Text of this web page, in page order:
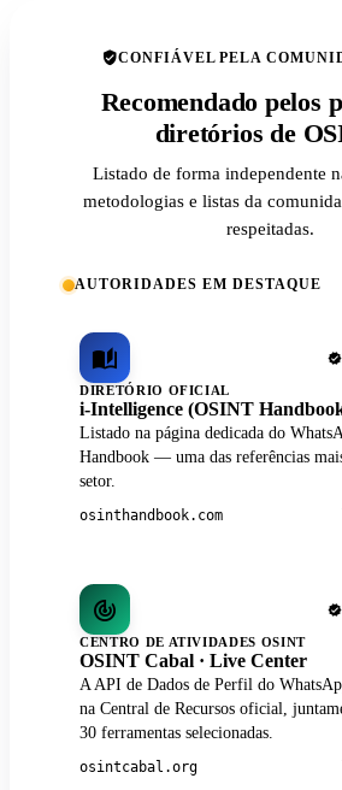
CONFIÁVEL PELA
Recomendado pelos
diretórios de
Listado de forma independente
metodologias e listas da
respeitadas.
AUTORIDADES EM DESTAQUE
DIRETÓRIO OFICIAL
i-Intelligence (OSINT
Listado na página dedicada do
Handbook — uma das referências
setor.
osinthandbook.com
CENTRO DE ATIVIDADES OSINT
OSINT Cabal · Live Center
A API de Dados de Perfil do
na Central de Recursos oficial,
30 ferramentas selecionadas.
osintcabal.org